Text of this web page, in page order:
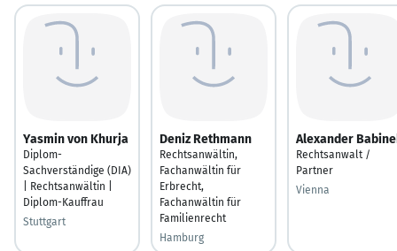
Yasmin von Khurja
Diplom-
Sachverständige (DIA)
| Rechtsanwältin |
Diplom-Kauffrau
Stuttgart
Deniz Rethmann
Rechtsanwältin,
Fachanwältin für
Erbrecht,
Fachanwältin für
Familienrecht
Hamburg
Alexander
Rechtsanwalt /
Partner
Vienna